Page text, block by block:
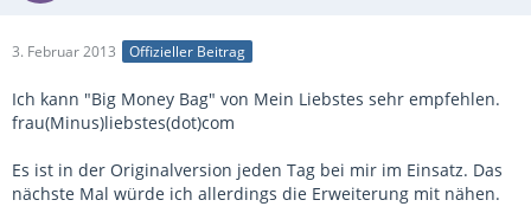
3. Februar 2013 Offizieller Beitrag
Ich kann "Big Money Bag" von Mein Liebstes sehr empfehlen.
frau(Minus)liebstes(dot)com
Es ist in der Originalversion jeden Tag bei mir im Einsatz. Das
nächste Mal würde ich allerdings die Erweiterung mit nähen.